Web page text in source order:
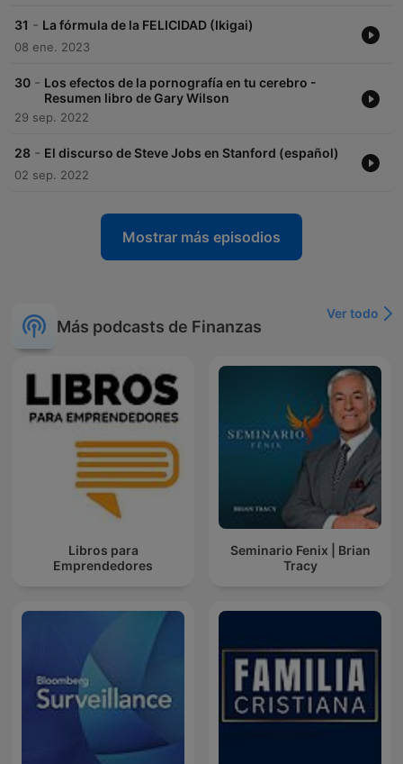
31 - La fórmula de la FELICIDAD (Ikigai)
08 ene. 2023
30 - Los efectos de la pornografía en tu cerebro -
Resumen libro de Gary Wilson
29 sep. 2022
28 - El discurso de Steve Jobs en Stanford (español)
02 sep. 2022
Mostrar más episodios
Más podcasts de Finanzas
Ver todo
Libros para
Emprendedores
Seminario Fenix | Brian
Tracy